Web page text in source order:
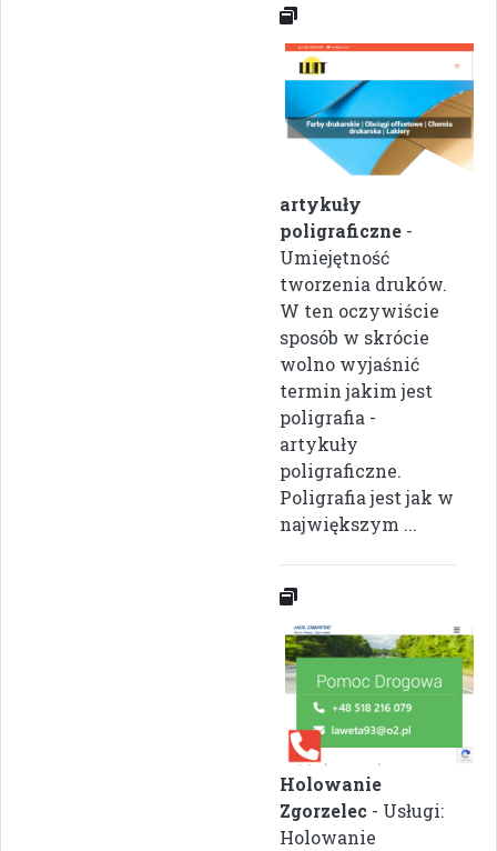
artykuły
poligraficzne -
Umiejętność
tworzenia druków.
W ten oczywiście
sposób w skrócie
wolno wyjaśnić
termin jakim jest
poligrafia -
artykuły
poligraficzne.
Poligrafia jest jak w
największym ...
Holowanie
Zgorzelec - Usługi:
Holowanie